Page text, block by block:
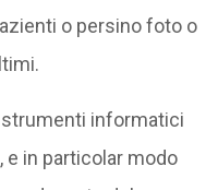
o persino foto o
strumenti informatici
e in particolar modo